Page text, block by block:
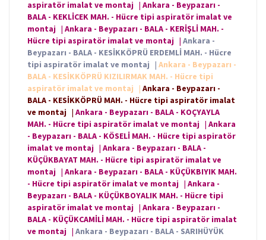
aspiratör imalat ve montaj | Ankara - Beypazarı -
BALA - KEKLİCEK MAH. - Hücre tipi aspiratör imalat ve
montaj | Ankara - Beypazarı - BALA - KERİŞLİ MAH. -
Hücre tipi aspiratör imalat ve montaj | Ankara -
Beypazarı - BALA - KESİKKÖPRÜ ERDEMLİ MAH. - Hücre
tipi aspiratör imalat ve montaj | Ankara - Beypazarı -
BALA - KESİKKÖPRÜ KIZILIRMAK MAH. - Hücre tipi
aspiratör imalat ve montaj
| Ankara - Beypazarı -
BALA - KESİKKÖPRÜ MAH. - Hücre tipi aspiratör imalat
ve montaj | Ankara - Beypazarı - BALA - KOÇYAYLA
MAH. - Hücre tipi aspiratör imalat ve montaj | Ankara
- Beypazarı - BALA - KÖSELİ MAH. - Hücre tipi aspiratör
imalat ve montaj | Ankara - Beypazarı - BALA -
KÜÇÜKBAYAT MAH. - Hücre tipi aspiratör imalat ve
montaj | Ankara - Beypazarı - BALA - KÜÇÜKBIYIK MAH.
- Hücre tipi aspiratör imalat ve montaj | Ankara -
Beypazarı - BALA - KÜÇÜKBOYALIK MAH. - Hücre tipi
aspiratör imalat ve montaj | Ankara - Beypazarı -
BALA - KÜÇÜKCAMİLİ MAH. - Hücre tipi aspiratör imalat
ve montaj | Ankara - Beypazarı - BALA - SARIHÜYÜK